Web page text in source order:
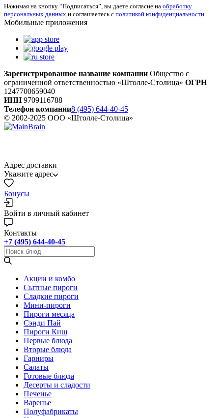
Нажимая на кнопку “Подписаться”, вы даете согласие на обработку
персональных данных и соглашаетесь с политикой конфиденциальности
Мобильные приложения
Зарегистрированное название компании Общество с
ограниченной ответственностью «Штолле-Столица» ОГРН
1247700659040
ИНН9709116788
Телефон компании8 (495) 644-40-45
© 2002-2025 ООО «Штолле-Столица»
Адрес доставки
Укажите адрес
Бонусы
Войти в личный кабинет
Контакты
+7 (495) 644-40-45
Акции и комбо
Cытные пироги
Сладкие пироги
Мини-пироги
Пироги месяца
Сэнди Пай
Пироги Киш
Первые блюда
Вторые блюда
Гарниры
Салаты
Готовые блюда
Десерты и сладости
Печенье
Варенье
Полуфабрикаты